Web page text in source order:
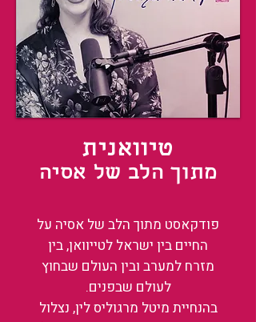
טיוואנית
מתוך הלב של אסיה
פודקאסט מתוך הלב של אסיה על
החיים בין ישראל לטייוואן, בין
מזרח למערב ובין העולם שבחוץ
לעולם שבפנים.
בהנחיית מיטל מרגוליס לין, נצלול